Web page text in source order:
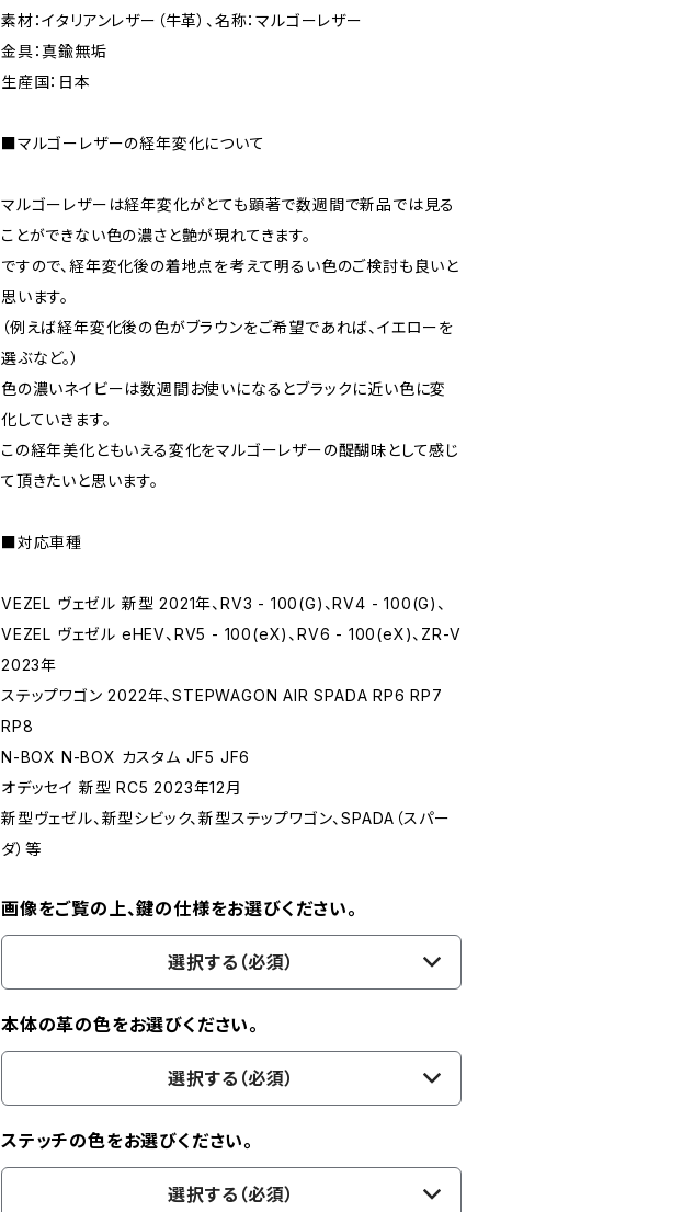
素材：イタリアンレザー（牛革）、名称：マルゴーレザー
金具：真鍮無垢
生産国：日本
■マルゴーレザーの経年変化について
マルゴーレザーは経年変化がとても顕著で数週間で新品では見る
ことができない色の濃さと艶が現れてきます。
ですので、経年変化後の着地点を考えて明るい色のご検討も良いと
思います。
（例えば経年変化後の色がブラウンをご希望であれば、イエローを
選ぶなど。）
色の濃いネイビーは数週間お使いになるとブラックに近い色に変
化していきます。
この経年美化ともいえる変化をマルゴーレザーの醍醐味として感じ
て頂きたいと思います。
■対応車種
VEZEL ヴェゼル 新型 2021年、RV3 - 100(G)、RV4 - 100(G)、
VEZEL ヴェゼル eHEV、RV5 - 100(eX)、RV6 - 100(eX)、ZR-V
2023年
ステップワゴン 2022年、STEPWAGON AIR SPADA RP6 RP7
RP8
N-BOX N-BOX カスタム JF5 JF6
オデッセイ 新型 RC5 2023年12月
新型ヴェゼル、新型シビック、新型ステップワゴン、SPADA（スパー
ダ）等
画像をご覧の上、鍵の仕様をお選びください。
選択する（必須）
本体の革の色をお選びください。
選択する（必須）
ステッチの色をお選びください。
選択する（必須）